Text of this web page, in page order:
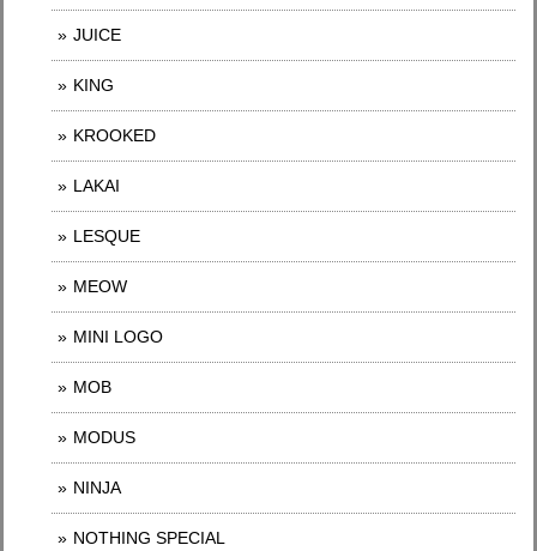
JUICE
KING
KROOKED
LAKAI
LESQUE
MEOW
MINI LOGO
MOB
MODUS
NINJA
NOTHING SPECIAL